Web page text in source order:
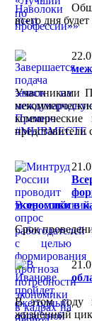
всего дня
Участниками
экономики в
Срок
В этом году
жизненный